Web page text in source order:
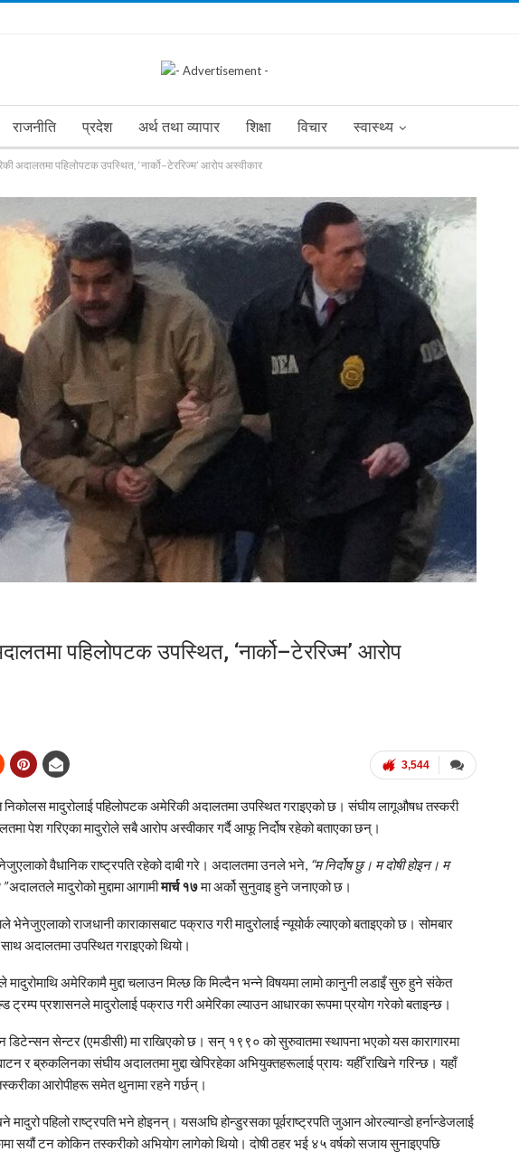
राजनीति प्रदेश अर्थ तथा व्यापार शिक्षा विचार स्वास्थ्य
अदालतमा पहिलोपटक उपस्थित, ‘नार्को–टेररिज्म’ आरोप अस्वीकार
पहिलोपटक उपस्थित, ‘नार्को–टेररिज्म’ आरोप
3,544
मादुरोलाई पहिलोपटक अमेरिकी अदालतमा उपस्थित गराइएको छ। संघीय लागूऔषध तस्करी
पेश गरिएका मादुरोले सबै आरोप अस्वीकार गर्दै आफू निर्दोष रहेको बताएका छन्।
वैधानिक राष्ट्रपति रहेको दाबी गरे। अदालतमा उनले भने, “म निर्दोष छु। म दोषी होइन। म
अदालतले मादुरोको मुद्दामा आगामीमार्च १७मा अर्को सुनुवाइ हुने जनाएको छ।
भेनेजुएलाको राजधानीकाराकासबाट पक्राउ गरी मादुरोलाई न्यूयोर्क ल्याएको बताइएको छ। सोमबार
अदालतमा उपस्थित गराइएको थियो।
मादुरोमाथि अमेरिकामै मुद्दा चलाउन मिल्छ कि मिल्दैन भन्ने विषयमा लामो कानुनी लडाइँ सुरु हुने संकेत
ट्रम्पप्रशासनले मादुरोलाई पक्राउ गरी अमेरिका ल्याउन आधारका रूपमा प्रयोग गरेको बताइन्छ।
डिटेन्सन सेन्टर(एमडीसी) मा राखिएको छ। सन् १९९० को सुरुवातमा स्थापना भएको यस कारागारमा
र ब्रुकलिनका संघीय अदालतमा मुद्दा खेपिरहेका अभियुक्तहरूलाई प्रायः यहीँ राखिने गरिन्छ। यहाँ
आरोपीहरू समेत थुनामा रहने गर्छन्।
पहिलो राष्ट्रपति भने होइनन्। यसअघि होन्डुरसका पूर्वराष्ट्रपतिजुआन ओरल्यान्डो हर्नान्डेजलाई
सयौं टन कोकिन तस्करीको अभियोग लागेको थियो। दोषी ठहर भई ४५ वर्षको सजाय सुनाइएपछि